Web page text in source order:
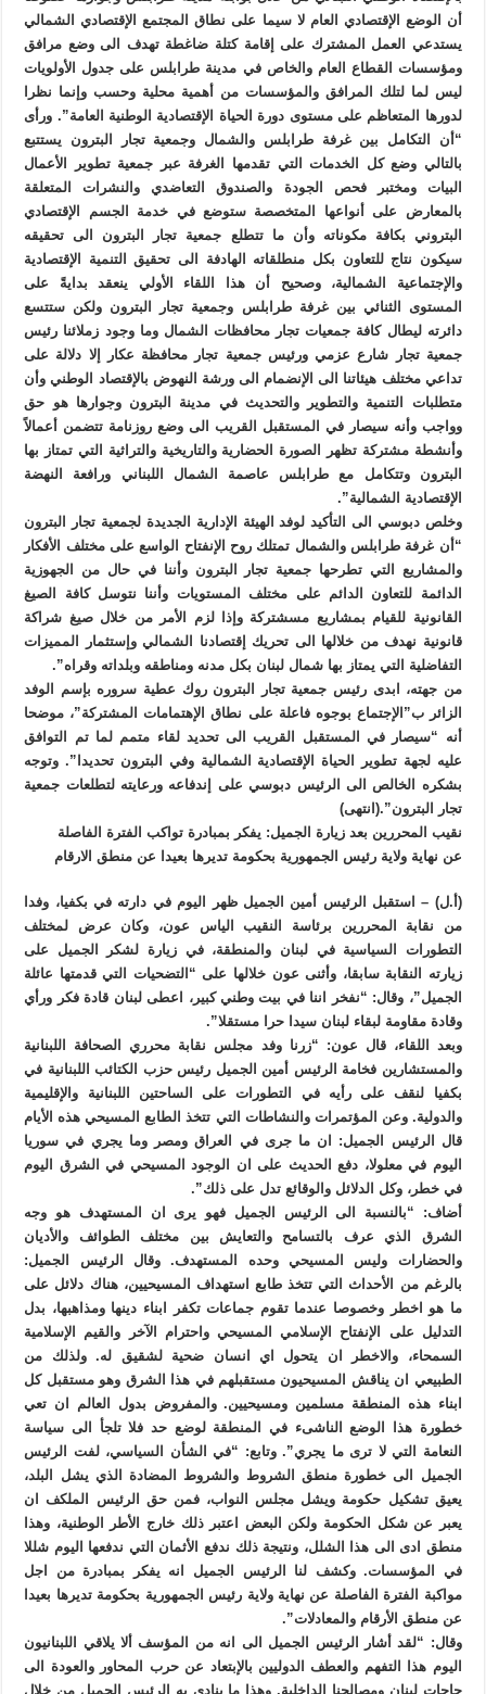
أن الوضع الإقتصادي العام لا سيما على نطاق المجتمع الإقتصادي الشمالي
يستدعي العمل المشترك على إقامة كتلة ضاغطة تهدف الى وضع مرافق
ومؤسسات القطاع العام والخاص في مدينة طرابلس على جدول الأولويات
ليس لما لتلك المرافق والمؤسسات من أهمية محلية وحسب وإنما نظرا
لدورها المتعاظم على مستوى دورة الحياة الإقتصادية الوطنية العامة”. ورأى
“أن التكامل بين غرفة طرابلس والشمال وجمعية تجار البترون يستتبع
بالتالي وضع كل الخدمات التي تقدمها الغرفة عبر جمعية تطوير الأعمال
البيات ومختبر فحص الجودة والصندوق التعاضدي والنشرات المتعلقة
بالمعارض على أنواعها المتخصصة ستوضع في خدمة الجسم الإقتصادي
البتروني بكافة مكوناته وأن ما تتطلع جمعية تجار البترون الى تحقيقه
سيكون نتاج للتعاون بكل منطلقاته الهادفة الى تحقيق التنمية الإقتصادية
والإجتماعية الشمالية، وصحيح أن هذا اللقاء الأولي ينعقد بدايةً على
المستوى الثنائي بين غرفة طرابلس وجمعية تجار البترون ولكن ستتسع
دائرته ليطال كافة جمعيات تجار محافظات الشمال وما وجود زملائنا رئيس
جمعية تجار شارع عزمي ورئيس جمعية تجار محافظة عكار إلا دلالة على
تداعي مختلف هيئاتنا الى الإنضمام الى ورشة النهوض بالإقتصاد الوطني وأن
متطلبات التنمية والتطوير والتحديث في مدينة البترون وجوارها هو حق
وواجب وأنه سيصار في المستقبل القريب الى وضع روزنامة تتضمن أعمالاً
وأنشطة مشتركة تظهر الصورة الحضارية والتاريخية والتراثية التي تمتاز بها
البترون وتتكامل مع طرابلس عاصمة الشمال اللبناني ورافعة النهضة
الإقتصادية الشمالية”.
وخلص دبوسي الى التأكيد لوفد الهيئة الإدارية الجديدة لجمعية تجار البترون
“أن غرفة طرابلس والشمال تمتلك روح الإنفتاح الواسع على مختلف الأفكار
والمشاريع التي تطرحها جمعية تجار البترون وأننا في حال من الجهوزية
الدائمة للتعاون الدائم على مختلف المستويات وأننا نتوسل كافة الصيغ
القانونية للقيام بمشاريع مسشتركة وإذا لزم الأمر من خلال صيغ شراكة
قانونية نهدف من خلالها الى تحريك إقتصادنا الشمالي وإستثمار المميزات
التفاضلية التي يمتاز بها شمال لبنان بكل مدنه ومناطقه وبلداته وقراه”.
من جهته، ابدى رئيس جمعية تجار البترون روك عطية سروره بإسم الوفد
الزائر ب”الإجتماع بوجوه فاعلة على نطاق الإهتمامات المشتركة”، موضحا
أنه “سيصار في المستقبل القريب الى تحديد لقاء متمم لما تم التوافق
عليه لجهة تطوير الحياة الإقتصادية الشمالية وفي البترون تحديدا”. وتوجه
بشكره الخالص الى الرئيس دبوسي على إندفاعه ورعايته لتطلعات جمعية
تجار البترون”.(انتهى)
نقيب المحررين بعد زيارة الجميل: يفكر بمبادرة تواكب الفترة الفاصلة
عن نهاية ولاية رئيس الجمهورية بحكومة تديرها بعيدا عن منطق الارقام
(أ.ل) – استقبل الرئيس أمين الجميل ظهر اليوم في دارته في بكفيا، وفدا
من نقابة المحررين برئاسة النقيب الياس عون، وكان عرض لمختلف
التطورات السياسية في لبنان والمنطقة، في زيارة لشكر الجميل على
زيارته النقابة سابقا، وأثنى عون خلالها على “التضحيات التي قدمتها عائلة
الجميل”، وقال: “نفخر اننا في بيت وطني كبير، اعطى لبنان قادة فكر ورأي
وقادة مقاومة لبقاء لبنان سيدا حرا مستقلا”.
وبعد اللقاء، قال عون: “زرنا وفد مجلس نقابة محرري الصحافة اللبنانية
والمستشارين فخامة الرئيس أمين الجميل رئيس حزب الكتائب اللبنانية في
بكفيا لنقف على رأيه في التطورات على الساحتين اللبنانية والإقليمية
والدولية. وعن المؤتمرات والنشاطات التي تتخذ الطابع المسيحي هذه الأيام
قال الرئيس الجميل: ان ما جرى في العراق ومصر وما يجري في سوريا
اليوم في معلولا، دفع الحديث على ان الوجود المسيحي في الشرق اليوم
في خطر، وكل الدلائل والوقائع تدل على ذلك”.
أضاف: “بالنسبة الى الرئيس الجميل فهو يرى ان المستهدف هو وجه
الشرق الذي عرف بالتسامح والتعايش بين مختلف الطوائف والأديان
والحضارات وليس المسيحي وحده المستهدف. وقال الرئيس الجميل:
بالرغم من الأحداث التي تتخذ طابع استهداف المسيحيين، هناك دلائل على
ما هو اخطر وخصوصا عندما تقوم جماعات تكفر ابناء دينها ومذاهبها، بدل
التدليل على الإنفتاح الإسلامي المسيحي واحترام الآخر والقيم الإسلامية
السمحاء، والاخطر ان يتحول اي انسان ضحية لشقيق له. ولذلك من
الطبيعي ان يناقش المسيحيون مستقبلهم في هذا الشرق وهو مستقبل كل
ابناء هذه المنطقة مسلمين ومسيحيين. والمفروض بدول العالم ان تعي
خطورة هذا الوضع الناشىء في المنطقة لوضع حد فلا تلجأ الى سياسة
النعامة التي لا ترى ما يجري”. وتابع: “في الشأن السياسي، لفت الرئيس
الجميل الى خطورة منطق الشروط والشروط المضادة الذي يشل البلد،
يعيق تشكيل حكومة ويشل مجلس النواب، فمن حق الرئيس الملكف ان
يعبر عن شكل الحكومة ولكن البعض اعتبر ذلك خارج الأطر الوطنية، وهذا
منطق ادى الى هذا الشلل، ونتيجة ذلك ندفع الأثمان التي ندفعها اليوم شللا
في المؤسسات. وكشف لنا الرئيس الجميل انه يفكر بمبادرة من اجل
مواكبة الفترة الفاصلة عن نهاية ولاية رئيس الجمهورية بحكومة تديرها بعيدا
عن منطق الأرقام والمعادلات”.
وقال: “لقد أشار الرئيس الجميل الى انه من المؤسف ألا يلاقي اللبنانيون
اليوم هذا التفهم والعطف الدوليين بالإبتعاد عن حرب المحاور والعودة الى
حاجات لبنان ومصالحنا الداخلية. وهذا ما ينادي به الرئيس الجميل من خلال